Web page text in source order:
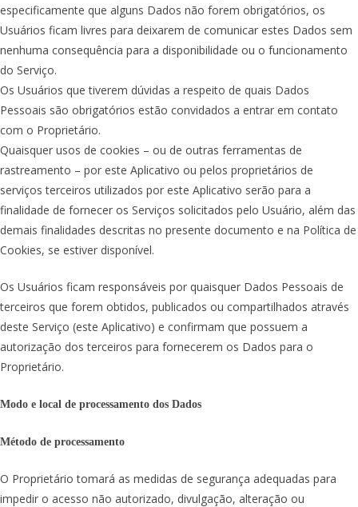
especificamente que alguns Dados não forem obrigatórios, os
Usuários ficam livres para deixarem de comunicar estes Dados sem
nenhuma consequência para a disponibilidade ou o funcionamento
do Serviço.
Os Usuários que tiverem dúvidas a respeito de quais Dados
Pessoais são obrigatórios estão convidados a entrar em contato
com o Proprietário.
Quaisquer usos de cookies – ou de outras ferramentas de
rastreamento – por este Aplicativo ou pelos proprietários de
serviços terceiros utilizados por este Aplicativo serão para a
finalidade de fornecer os Serviços solicitados pelo Usuário, além das
demais finalidades descritas no presente documento e na Política de
Cookies, se estiver disponível.
Os Usuários ficam responsáveis por quaisquer Dados Pessoais de
terceiros que forem obtidos, publicados ou compartilhados através
deste Serviço (este Aplicativo) e confirmam que possuem a
autorização dos terceiros para fornecerem os Dados para o
Proprietário.
Modo e local de processamento dos Dados
Método de processamento
O Proprietário tomará as medidas de segurança adequadas para
impedir o acesso não autorizado, divulgação, alteração ou